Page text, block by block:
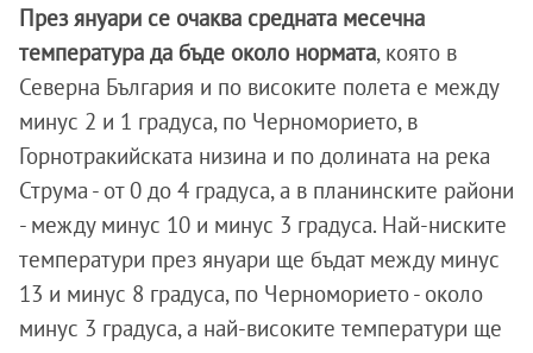
През януари се очаква средната месечна
температура да бъде около нормата, която в
Северна България и по високите полета е между
минус 2 и 1 градуса, по Черноморието, в
Горнотракийската низина и по долината на река
Струма - от 0 до 4 градуса, а в планинските райони
- между минус 10 и минус 3 градуса. Най-ниските
температури през януари ще бъдат между минус
13 и минус 8 градуса, по Черноморието - около
минус 3 градуса, а най-високите температури ще